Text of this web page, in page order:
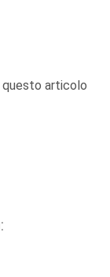
questo articolo